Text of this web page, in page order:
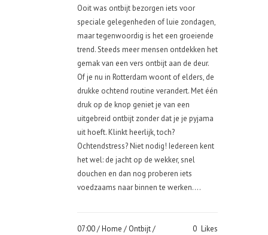
Ooit was ontbijt bezorgen iets voor
speciale gelegenheden of luie zondagen,
maar tegenwoordig is het een groeiende
trend. Steeds meer mensen ontdekken het
gemak van een vers ontbijt aan de deur.
Of je nu in Rotterdam woont of elders, de
drukke ochtend routine verandert. Met één
druk op de knop geniet je van een
uitgebreid ontbijt zonder dat je je pyjama
uit hoeft. Klinkt heerlijk, toch?
Ochtendstress? Niet nodig! Iedereen kent
het wel: de jacht op de wekker, snel
douchen en dan nog proberen iets
voedzaams naar binnen te werken....
07:00 /Home / Ontbijt/ 0 Likes